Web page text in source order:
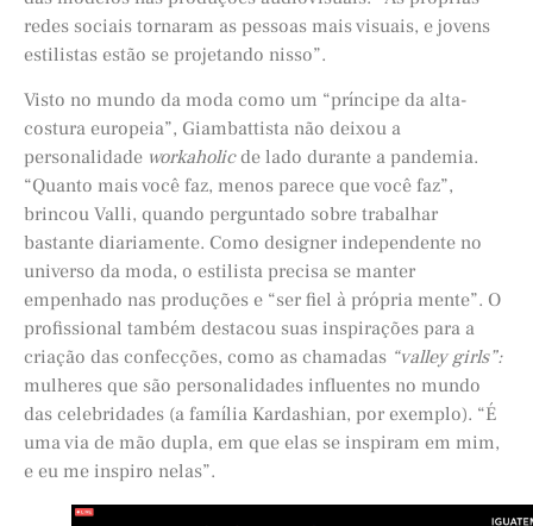
redes sociais tornaram as pessoas mais visuais, e jovens
estilistas estão se projetando nisso”.
Visto no mundo da moda como um “príncipe da alta-
costura europeia”, Giambattista não deixou a
personalidade workaholicde lado durante a pandemia.
“Quanto mais você faz, menos parece que você faz”,
brincou Valli, quando perguntado sobre trabalhar
bastante diariamente. Como designer independente no
universo da moda, o estilista precisa se manter
empenhado nas produções e “ser fiel à própria mente”. O
profissional também destacou suas inspirações para a
criação das confecções, como as chamadas “valley girls”:
mulheres que são personalidades influentes no mundo
das celebridades (a família Kardashian, por exemplo). “É
uma via de mão dupla, em que elas se inspiram em mim,
e eu me inspiro nelas”.